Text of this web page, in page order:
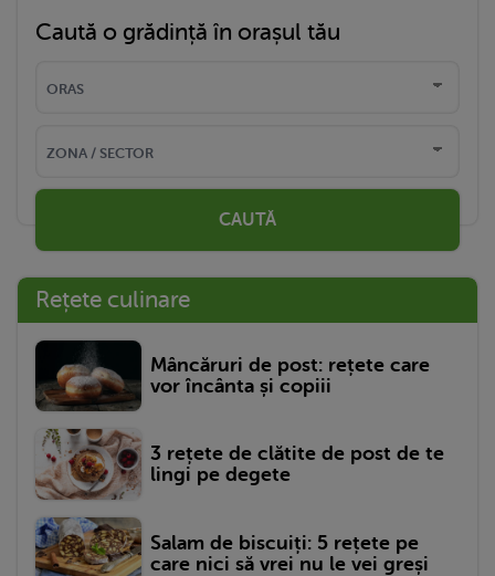
Caută o grădință în orașul tău
CAUTĂ
Rețete culinare
Mâncăruri de post: rețete care
vor încânta și copiii
3 rețete de clătite de post de te
lingi pe degete
Salam de biscuiți: 5 rețete pe
care nici să vrei nu le vei greși